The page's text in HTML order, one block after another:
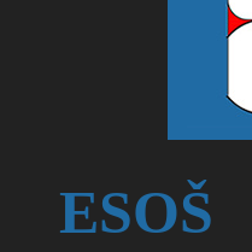
ESOŠ